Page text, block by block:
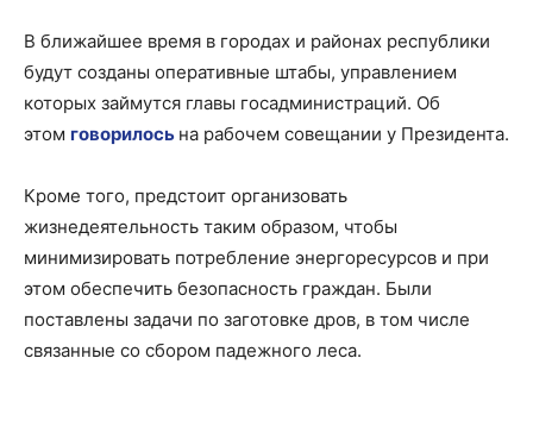
В ближайшее время в городах и районах республики
будут созданы оперативные штабы, управлением
которых займутся главы госадминистраций. Об
этом говорилось на рабочем совещании у Президента.
Кроме того, предстоит организовать
жизнедеятельность таким образом, чтобы
минимизировать потребление энергоресурсов и при
этом обеспечить безопасность граждан. Были
поставлены задачи по заготовке дров, в том числе
связанные со сбором падежного леса.